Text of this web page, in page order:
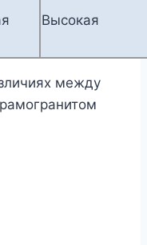
Высокая
между